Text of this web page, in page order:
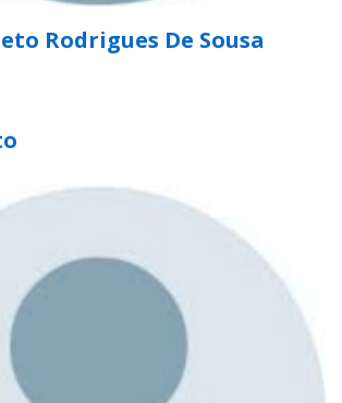
Rodrigues De Sousa